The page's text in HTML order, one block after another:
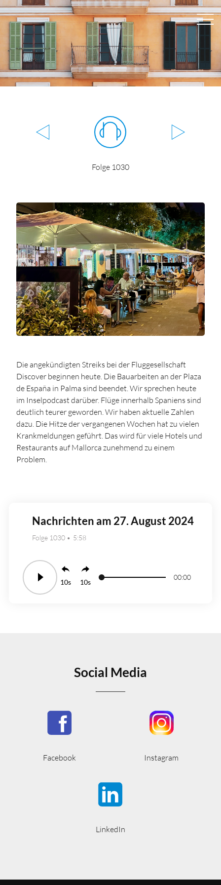
Folge 1030
Die angekündigten Streiks bei der Fluggesellschaft
Discover beginnen heute. Die Bauarbeiten an der Plaza
de España in Palma sind beendet. Wir sprechen heute
im Inselpodcast darüber. Flüge innerhalb Spaniens sind
deutlich teurer geworden. Wir haben aktuelle Zahlen
dazu. Die Hitze der vergangenen Wochen hat zu vielen
Krankmeldungen geführt. Das wird für viele Hotels und
Restaurants auf Mallorca zunehmend zu einem
Problem.
Nachrichten am 27. August 2024
Folge 1030 5:58
10 10
00:00
Social Media
Facebook Instagram
LinkedIn